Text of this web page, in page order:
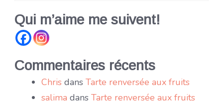
Qui m’aime me suivent!
Commentaires récents
Chris dans Tarte renversée aux fruits
salima dans Tarte renversée aux fruits